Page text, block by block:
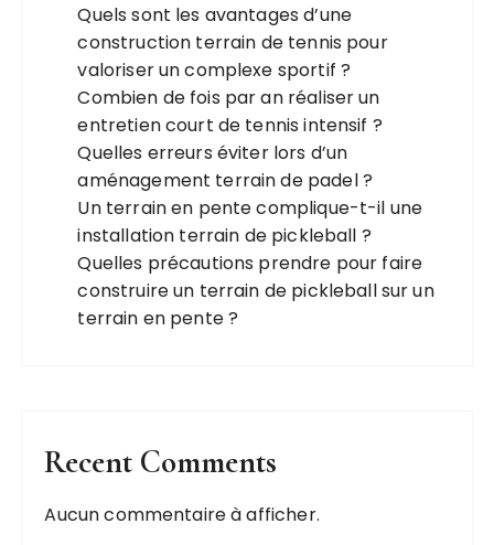
Quels sont les avantages d’une
construction terrain de tennis pour
valoriser un complexe sportif ?
Combien de fois par an réaliser un
entretien court de tennis intensif ?
Quelles erreurs éviter lors d’un
aménagement terrain de padel ?
Un terrain en pente complique-t-il une
installation terrain de pickleball ?
Quelles précautions prendre pour faire
construire un terrain de pickleball sur un
terrain en pente ?
Recent Comments
Aucun commentaire à afficher.